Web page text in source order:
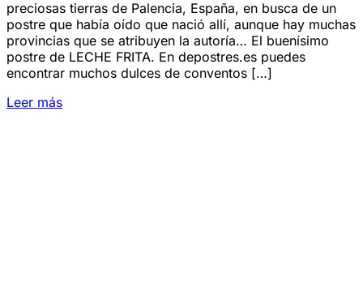
preciosas tierras de Palencia, España, en busca de un
postre que había oído que nació allí, aunque hay muchas
provincias que se atribuyen la autoría… El buenísimo
postre de LECHE FRITA. En depostres.es puedes
encontrar muchos dulces de conventos […]
Leer más